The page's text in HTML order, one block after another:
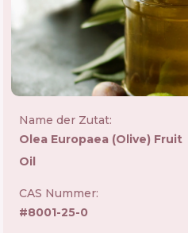
Name der Zutat:
Olea Europaea (olive) Fruit
Oil
CAS Nummer:
#8001-25-0